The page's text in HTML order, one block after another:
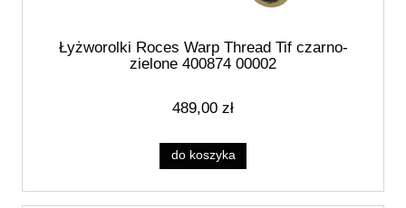
Łyżworolki Roces Warp Thread Tif czarno-
zielone 400874 00002
489,00 zł
do koszyka